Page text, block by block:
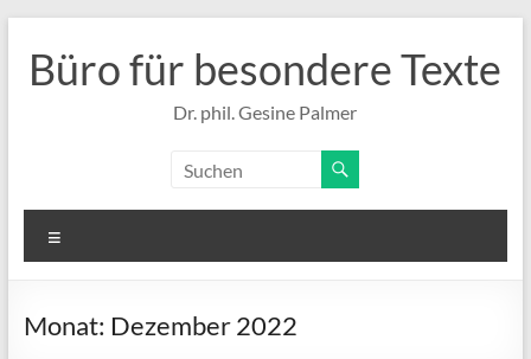
Inhalt
springen
Büro für besondere Texte
Dr. phil. Gesine Palmer
Monat: Dezember 2022